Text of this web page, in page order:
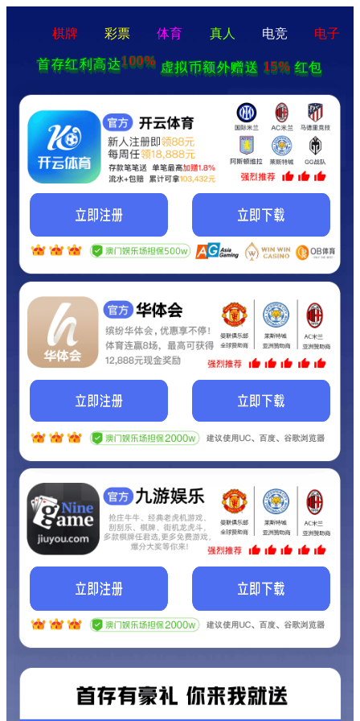
棋牌 彩票 体育 真人 电竞 电子
首存红利高达100%
虚拟币额外赠送 15% 红包